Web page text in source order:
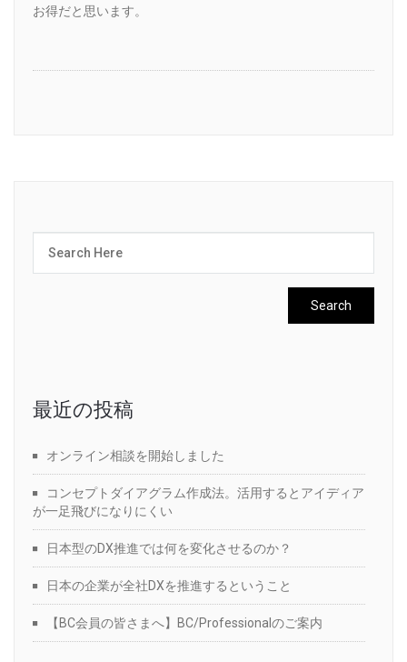
お得だと思います。
最近の投稿
オンライン相談を開始しました
コンセプトダイアグラム作成法。活用するとアイディア
が一足飛びになりにくい
日本型のDX推進では何を変化させるのか？
日本の企業が全社DXを推進するということ
【BC会員の皆さまへ】BC/Professionalのご案内